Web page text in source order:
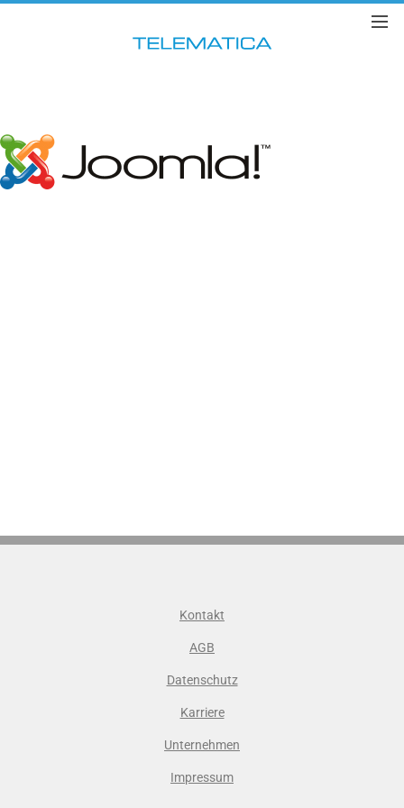
Kontakt
AGB
Datenschutz
Karriere
Unternehmen
Impressum